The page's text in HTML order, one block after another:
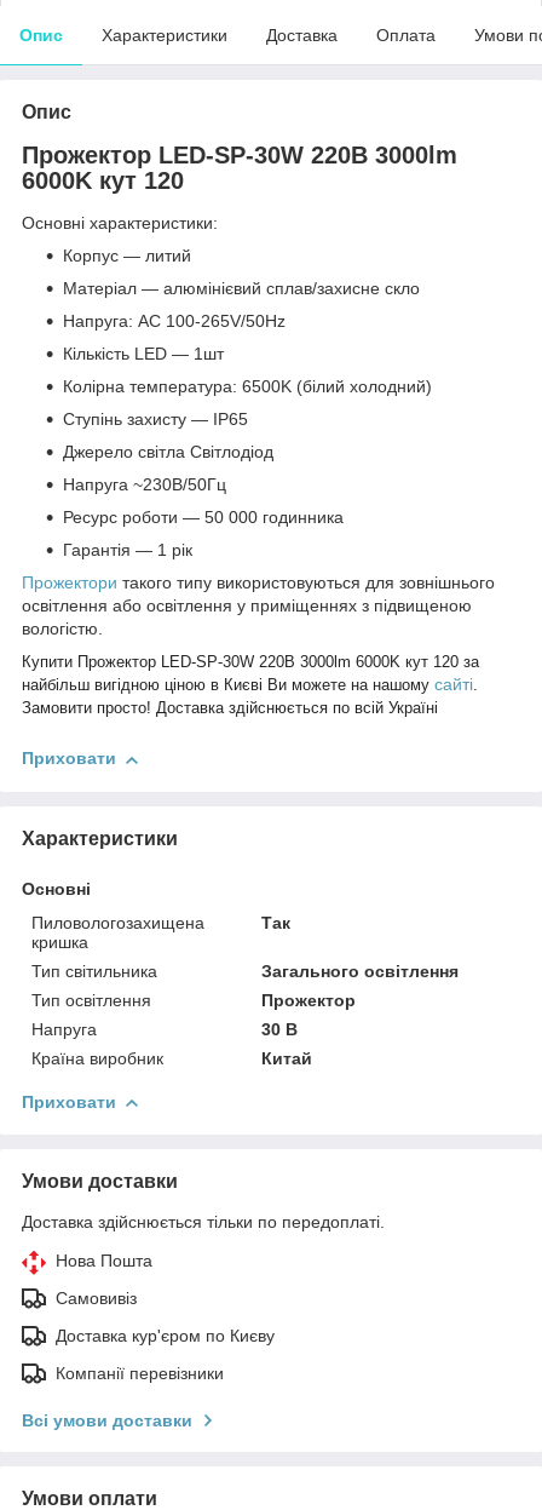
Опис Характеристики Доставка Оплата Умови
Опис
Прожектор LED-SP-30W 220В 3000lm
6000K кут 120
Основні характеристики:
Корпус ― литий
Матеріал ― алюмінієвий сплав/захисне скло
Напруга: AC 100-265V/50Hz
Кількість LED ― 1шт
Колірна температура: 6500K (білий холодний)
Ступінь захисту ― IP65
Джерело світла Світлодіод
Напруга ~230В/50Гц
Ресурс роботи ― 50 000 годинника
Гарантія ― 1 рік
Прожектори такого типу використовуються для зовнішнього
освітлення або освітлення у приміщеннях з підвищеною
вологістю.
Купити Прожектор LED-SP-30W 220В 3000lm 6000K кут 120 за
найбільш вигідною ціною в Києві Ви можете на нашому сайті.
Замовити просто! Доставка здійснюється по всій Україні
Приховати
Характеристики
Основні
Пиловологозахищена
кришка
Так
Тип світильника
Загального освітлення
Тип освітлення
Прожектор
Напруга
30 В
Країна виробник
Китай
Приховати
Умови доставки
Доставка здійснюється тільки по передоплаті.
Нова Пошта
Самовивіз
Доставка кур'єром по Києву
Компанії перевізники
Всі умови доставки
Умови оплати